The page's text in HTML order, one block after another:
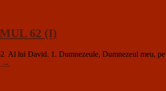
62 (I)
David. 1. Dumnezeule, Dumnezeul meu, pe
→